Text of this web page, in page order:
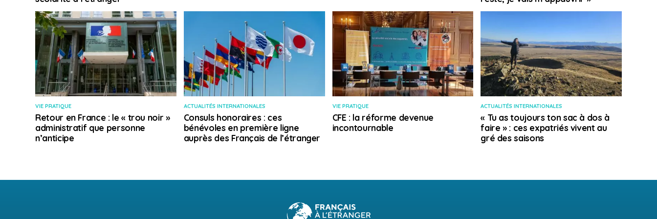
VIE PRATIQUE
Retour en France : le « trou noir »
administratif que personne
n’anticipe
ACTUALITÉS INTERNATIONALES
Consuls honoraires : ces
bénévoles en première ligne
auprès des Français de l’étranger
VIE PRATIQUE
CFE : la réforme devenue
incontournable
ACTUALITÉS INTERNATIONALES
« Tu as toujours ton sac à dos à
faire » : ces expatriés vivent au
gré des saisons